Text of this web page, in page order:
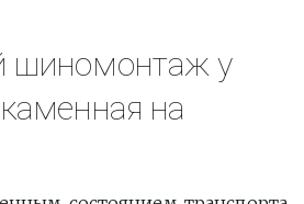
шиномонтаж у
на